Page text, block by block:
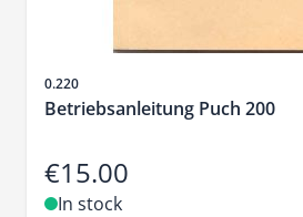
Sku
0.220
Betriebsanleitung Puch 200
€15.00
In stock